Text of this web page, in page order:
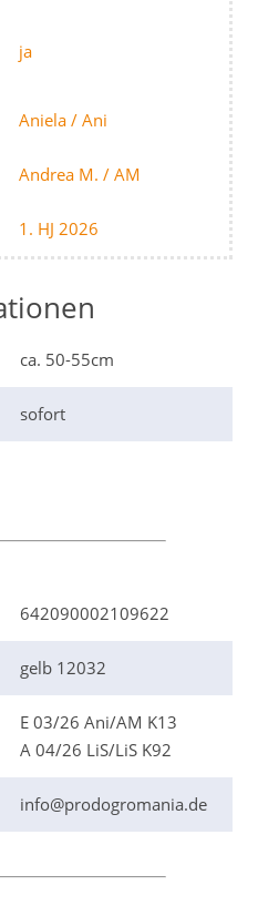
ja
Aniela / Ani
Andrea M. / AM
1. HJ 2026
ca. 50-55cm
sofort
642090002109622
gelb 12032
E 03/26 Ani/AM K13
A 04/26 LiS/LiS K92
info@prodogromania.de